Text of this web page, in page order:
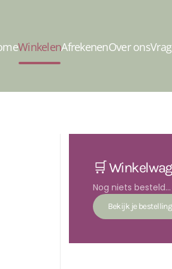
WinkelenAfrekenenOver ons
🛒
Nog niets besteld...